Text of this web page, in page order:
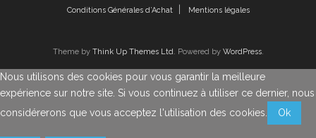
Conditions Générales d’Achat
Mentions légales
Theme by Think Up Themes Ltd. Powered by WordPress.
Nous utilisons des cookies pour vous garantir la meilleure
expérience sur notre site. Si vous continuez à utiliser ce dernier, nous
considérerons que vous acceptez l'utilisation des cookies.
Ok